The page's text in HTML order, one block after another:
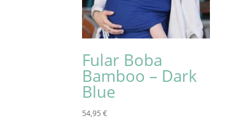
Fular Boba
Bamboo – Dark
Blue
54,95€